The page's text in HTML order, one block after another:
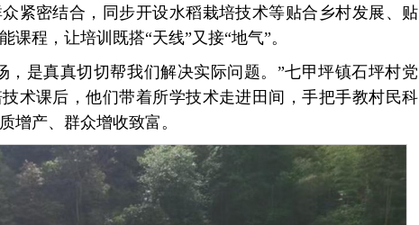
紧密结合，同步开设水稻栽培技术等贴合乡村发展、贴
课程，让培训既搭“天线”又接“地气”。
，是真真切切帮我们解决实际问题。”七甲坪镇石坪村党
术课后，他们带着所学技术走进田间，手把手教村民科
增产、群众增收致富。